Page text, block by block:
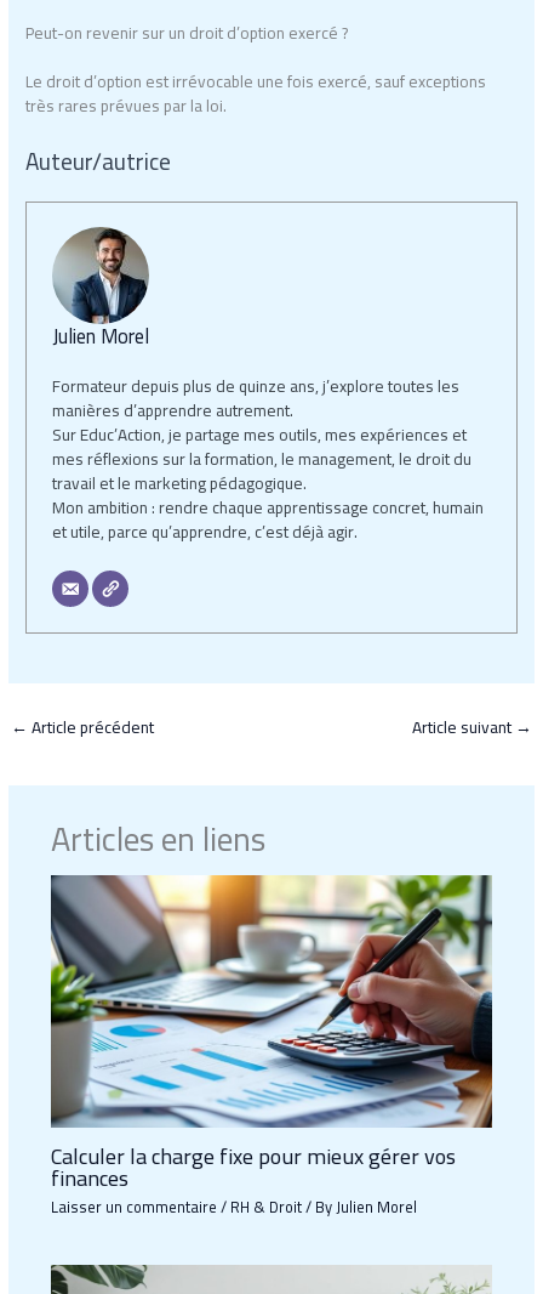
Peut-on revenir sur un droit d’option exercé ?
Le droit d’option est irrévocable une fois exercé, sauf exceptions
très rares prévues par la loi.
Auteur/autrice
Julien Morel
Formateur depuis plus de quinze ans, j’explore toutes les
manières d’apprendre autrement.
Sur Educ’Action, je partage mes outils, mes expériences et
mes réflexions sur la formation, le management, le droit du
travail et le marketing pédagogique.
Mon ambition : rendre chaque apprentissage concret, humain
et utile, parce qu’apprendre, c’est déjà agir.
←Article précédent Article suivant→
Articles en liens
Calculer la charge fixe pour mieux gérer vos
finances
Laisser un commentaire/RH & Droit/ ByJulien Morel